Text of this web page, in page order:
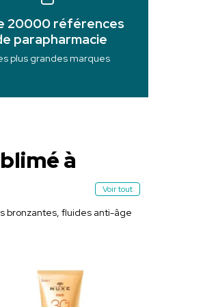
20000 références
parapharmacie
plus grandes marques
à
Voir tout
bronzantes, fluides anti-âge